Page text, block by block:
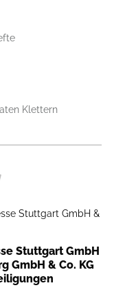
Klettern
Stuttgart GmbH &
Stuttgart GmbH
GmbH & Co. KG